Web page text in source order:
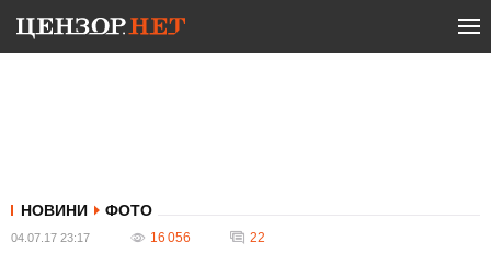
НОВИНИ ФОТО
04.07.17 23:17 16 056 22